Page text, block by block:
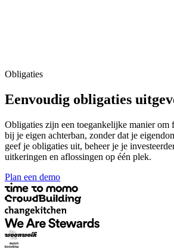
Obligaties
Eenvoudig obligaties
Obligaties zijn een toegankelijke manier om
bij je eigen achterban, zonder dat je
geef je obligaties uit, beheer je je
uitkeringen en aflossingen op één plek.
Plan een demo